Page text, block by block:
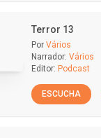
Terror 13
Por Vários
Narrador: Vários
Editor: Podcast
ESCUCHA